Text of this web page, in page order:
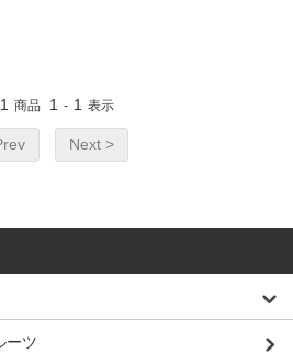
1 商品 1 - 1 表示
Next >
ーツ